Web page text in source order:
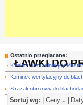
Ostatnio przeglądane:
Kołnierz uszczelniający
Kominek wentylacyjny do
Strażak obrotowy do
Rura spustowa miedziana
ŁAWKI DO
Sortuj wg: |Ceny ↓